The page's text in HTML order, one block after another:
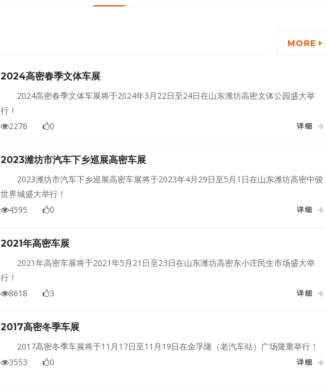
MORE
2024高密春季文体车展
2024高密春季文体车展将于2024年3月22日至24日在山东潍坊高密文体公园盛大举
行！
2276
0 详细
2023潍坊市汽车下乡巡展高密车展
2023潍坊市汽车下乡巡展高密车展将于2023年4月29日至5月1日在山东潍坊高密中骏
世界城盛大举行！
4595
0 详细
2021年高密车展
2021年高密车展将于2021年5月21日至23日在山东潍坊高密东小庄民生市场盛大举
行！
8618
3 详细
2017高密冬季车展
2017高密冬季车展将于11月17日至11月19日在金孚隆（老汽车站）广场隆重举行！
3553
0 详细